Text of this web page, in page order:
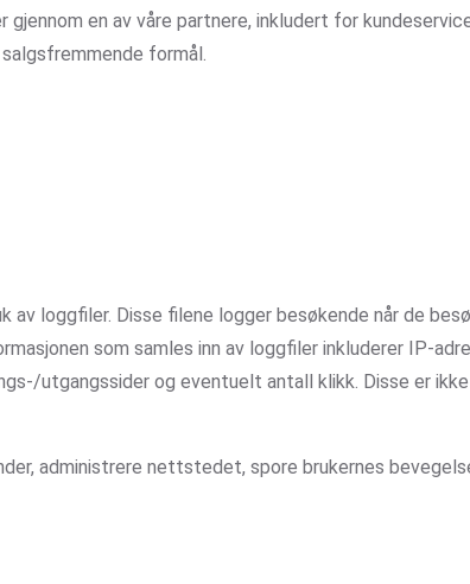
gjennom en av våre partnere, inkludert for
formål.
av loggfiler. Disse filene logger besøkende når de
som samles inn av loggfiler inkluderer IP-
utgangssider og eventuelt antall klikk. Disse er
administrere nettstedet, spore brukernes